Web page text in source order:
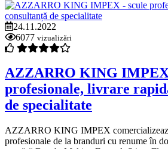
24.11.2022
6077 vizualizări
AZZARRO KING IMPEX
profesionale, livrare
de specialitate
AZZARRO KING IMPEX
profesionale de la branduri cu renume în